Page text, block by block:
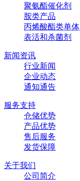
聚氨酯催化剂
胺类产品
丙烯酸酯类单体
表活和杀菌剂
新闻资讯
行业新闻
企业动态
通知通告
服务支持
仓储优势
产品优势
售后服务
发货保障
关于我们
公司简介